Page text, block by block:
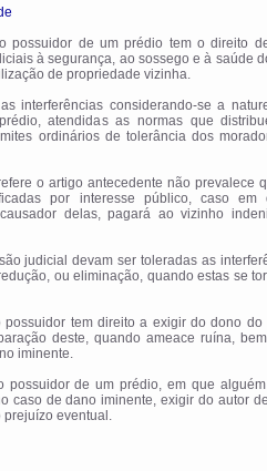
possuidor de um prédio tem o direito
à segurança, ao sossego e à saúde
de propriedade vizinha.
interferências considerando-se a
atendidas as normas que
ordinários de tolerância dos
o artigo antecedente não prevalece
por interesse público, caso em
delas, pagará ao vizinho
judicial devam ser toleradas as
ou eliminação, quando estas se
possuidor tem direito a exigir do dono do
deste, quando ameace ruína,
iminente.
possuidor de um prédio, em que
caso de dano iminente, exigir do autor
prejuízo eventual.